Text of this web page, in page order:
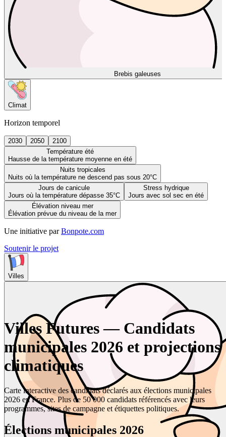
Brebis galeuses
Climat
Horizon temporel
2030 2050
2100
Température été
Hausse de la température moyenne en été
Nuits tropicales
Nuits où la température ne descend pas sous 20°C
Jours de canicule
Jours où la température dépasse 35°C
Stress hydrique
Jours avec sol sec en été
Élévation niveau mer
Élévation prévue du niveau de la mer
Une initiative par Bonpote.com
Soutenir le projet
Villes
Villes Futures — Candidats
municipales 2026 et projections
climatiques
Carte interactive des candidats déclarés aux élections municipales
2026 en France. Plus de 50 000 candidats référencés avec leurs
programmes, sites de campagne et étiquettes politiques.
Élections municipales 2026